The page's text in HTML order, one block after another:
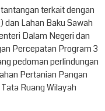
terkait dengan
dan Lahan Baku Sawah
Dalam Negeri dan
Percepatan Program 3
pedoman perlindungan
Pertanian Pangan
Ruang Wilayah